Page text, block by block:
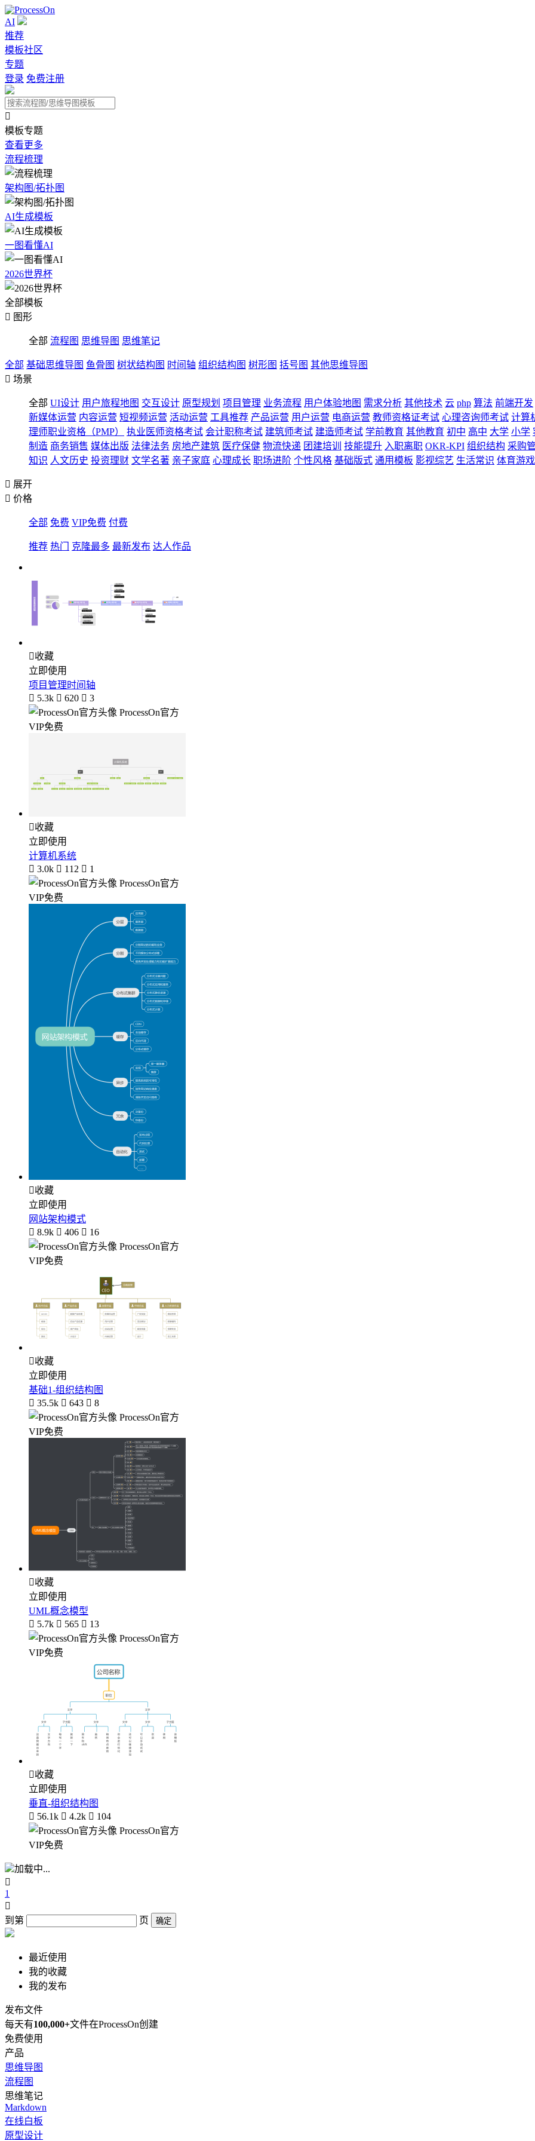
AI
推荐
模板社区
专题
登录 免费注册

模板专题
查看更多
流程梳理
架构图/拓扑图
AI生成模板
一图看懂AI
2026世界杯
全部模板
 图形
全部 流程图 思维导图 思维笔记
全部 基础思维导图 鱼骨图 树状结构图 时间轴 组织结构图 树形图 括号图 其他思维导图
 场景
全部 UI设计 用户旅程地图 交互设计 原型规划 项目管理 业务流程 用户体验地图 需求分析 其他技术 云 php 算法 前端开发
新媒体运营 内容运营 短视频运营 活动运营 工具推荐 产品运营 用户运营 电商运营 教师资格证考试 心理咨询师考试 计算
理师职业资格（PMP）
执业医师资格考试 会计职称考试 建筑师考试 建造师考试 学前教育 其他教育 初中 高中 大学 小学
制造 商务销售 媒体出版 法律法务 房地产建筑 医疗保健 物流快递 团建培训 技能提升 入职离职 OKR-KPI 组织结构 采购
知识 人文历史 投资理财 文学名著 亲子家庭 心理成长 职场进阶 个性风格 基础版式 通用模板 影视综艺 生活常识 体育游戏
 展开
 价格
全部 免费 VIP免费 付费
推荐 热门 克隆最多 最新发布 达人作品
收藏
立即使用
项目管理时间轴
 5.3k  620  3
ProcessOn官方
VIP免费
收藏
立即使用
计算机系统
 3.0k  112  1
ProcessOn官方
VIP免费
收藏
立即使用
网站架构模式
 8.9k  406  16
ProcessOn官方
VIP免费
收藏
立即使用
基础1-组织结构图
 35.5k  643  8
ProcessOn官方
VIP免费
收藏
立即使用
UML概念模型
 5.7k  565  13
ProcessOn官方
VIP免费
收藏
立即使用
垂直-组织结构图
 56.1k  4.2k  104
ProcessOn官方
VIP免费
加载中...

1

到第
页 确定
最近使用
我的收藏
我的发布
发布文件
每天有100,000+文件在ProcessOn创建
免费使用
产品
思维导图
流程图
思维笔记
Markdown
在线白板
原型设计